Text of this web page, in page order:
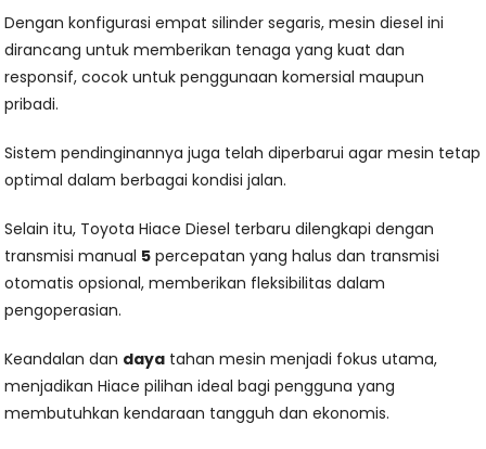
Dengan konfigurasi empat silinder segaris, mesin diesel ini
dirancang untuk memberikan tenaga yang kuat dan
responsif, cocok untuk penggunaan komersial maupun
pribadi.
Sistem pendinginannya juga telah diperbarui agar mesin tetap
optimal dalam berbagai kondisi jalan.
Selain itu, Toyota Hiace Diesel terbaru dilengkapi dengan
transmisi manual 5 percepatan yang halus dan transmisi
otomatis opsional, memberikan fleksibilitas dalam
pengoperasian.
Keandalan dan daya tahan mesin menjadi fokus utama,
menjadikan Hiace pilihan ideal bagi pengguna yang
membutuhkan kendaraan tangguh dan ekonomis.